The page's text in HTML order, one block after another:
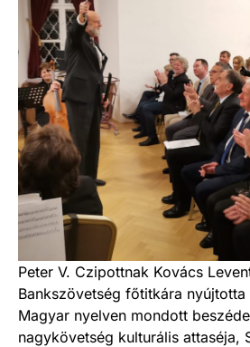
Peter V. Czipottnak Kovács
Bankszövetség főtitkára
Magyar nyelven mondott
nagykövetség kulturális attaséja,